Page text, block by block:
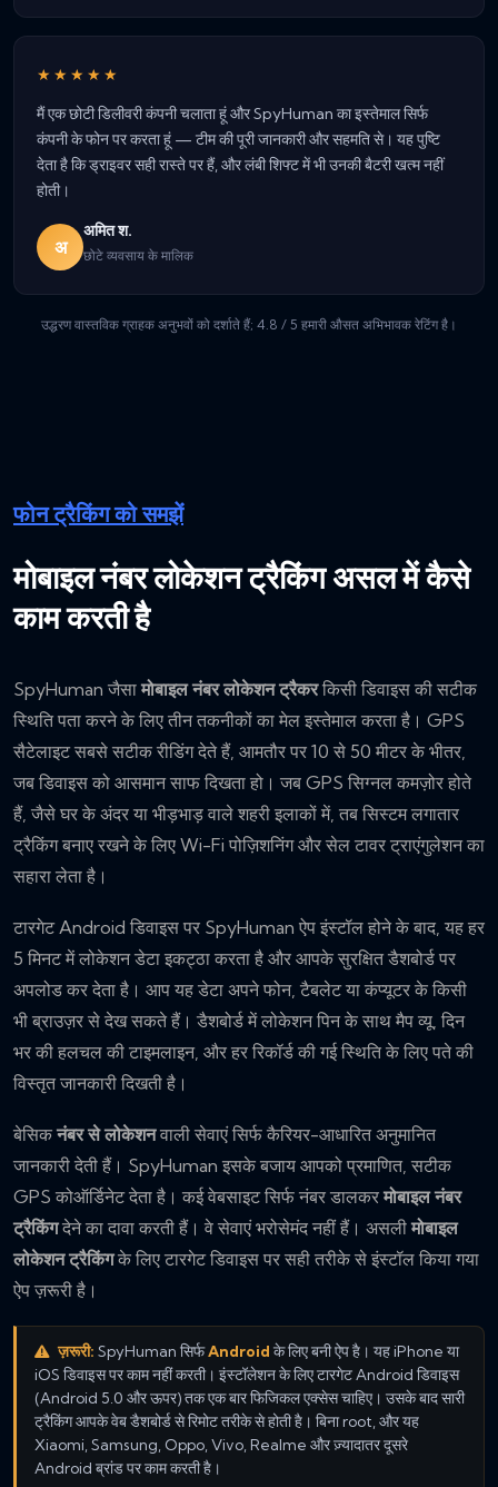
★★★★★
मैं एक छोटी डिलीवरी कंपनी चलाता हूं और SpyHuman का इस्तेमाल सिर्फ
कंपनी के फोन पर करता हूं — टीम की पूरी जानकारी और सहमति से। यह पुष्टि
देता है कि ड्राइवर सही रास्ते पर हैं, और लंबी शिफ्ट में भी उनकी बैटरी खत्म नहीं
होती।
अ
अमित श.
छोटे व्यवसाय के मालिक
उद्धरण वास्तविक ग्राहक अनुभवों को दर्शाते हैं; 4.8 / 5 हमारी औसत अभिभावक रेटिंग है।
फोन ट्रैकिंग को समझें
मोबाइल नंबर लोकेशन ट्रैकिंग असल में कैसे
काम करती है
SpyHuman जैसामोबाइल नंबर लोकेशन ट्रैकरकिसी डिवाइस की सटीक
स्थिति पता करने के लिए तीन तकनीकों का मेल इस्तेमाल करता है। GPS
सैटेलाइट सबसे सटीक रीडिंग देते हैं, आमतौर पर 10 से 50 मीटर के भीतर,
जब डिवाइस को आसमान साफ दिखता हो। जब GPS सिग्नल कमज़ोर होते
हैं, जैसे घर के अंदर या भीड़भाड़ वाले शहरी इलाकों में, तब सिस्टम लगातार
ट्रैकिंग बनाए रखने के लिए Wi-Fi पोज़िशनिंग और सेल टावर ट्राएंगुलेशन का
सहारा लेता है।
टारगेट Android डिवाइस पर SpyHuman ऐप इंस्टॉल होने के बाद, यह हर
5 मिनट में लोकेशन डेटा इकट्ठा करता है और आपके सुरक्षित डैशबोर्ड पर
अपलोड कर देता है। आप यह डेटा अपने फोन, टैबलेट या कंप्यूटर के किसी
भी ब्राउज़र से देख सकते हैं। डैशबोर्ड में लोकेशन पिन के साथ मैप व्यू, दिन
भर की हलचल की टाइमलाइन, और हर रिकॉर्ड की गई स्थिति के लिए पते की
विस्तृत जानकारी दिखती है।
बेसिकनंबर से लोकेशनवाली सेवाएं सिर्फ कैरियर-आधारित अनुमानित
जानकारी देती हैं। SpyHuman इसके बजाय आपको प्रमाणित, सटीक
GPS कोऑर्डिनेट देता है। कई वेबसाइट सिर्फ नंबर डालकरमोबाइल नंबर
ट्रैकिंगदेने का दावा करती हैं। वे सेवाएं भरोसेमंद नहीं हैं। असलीमोबाइल
लोकेशन ट्रैकिंगके लिए टारगेट डिवाइस पर सही तरीके से इंस्टॉल किया गया
ऐप ज़रूरी है।
ज़रूरी: SpyHuman सिर्फAndroid के लिए बनी ऐप है। यह iPhone या
iOS डिवाइस पर काम नहीं करती। इंस्टॉलेशन के लिए टारगेट Android डिवाइस
(Android 5.0 और ऊपर) तक एक बार फिजिकल एक्सेस चाहिए। उसके बाद सारी
ट्रैकिंग आपके वेब डैशबोर्ड से रिमोट तरीके से होती है। बिना root, और यह
Xiaomi, Samsung, Oppo, Vivo, Realme और ज़्यादातर दूसरे
Android ब्रांड पर काम करती है।